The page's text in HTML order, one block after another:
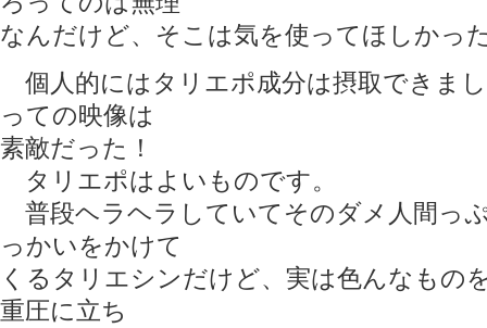
なんだけど、そこは気を使ってほしかっ
個人的にはタリエポ成分は摂取できま
っての映像は
素敵だった！
タリエポはよいものです。
普段ヘラヘラしていてそのダメ人間っ
っかいをかけて
くるタリエシンだけど、実は色んなもの
重圧に立ち